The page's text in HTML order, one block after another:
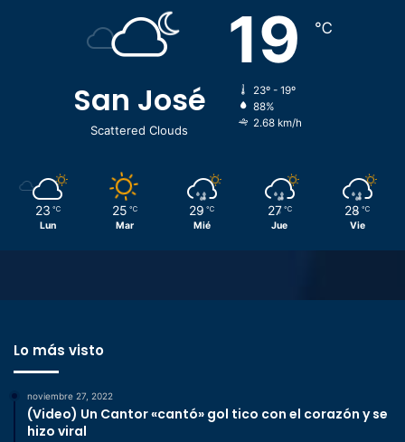
San José
Scattered Clouds
19 ℃
23º - 19º
88%
2.68 km/h
23 ℃
Lun
25 ℃
Mar
29 ℃
Mié
27 ℃
Jue
28 ℃
Vie
Lo más visto
noviembre 27, 2022
(Video) Un Cantor «cantó» gol tico con el corazón y se
hizo viral